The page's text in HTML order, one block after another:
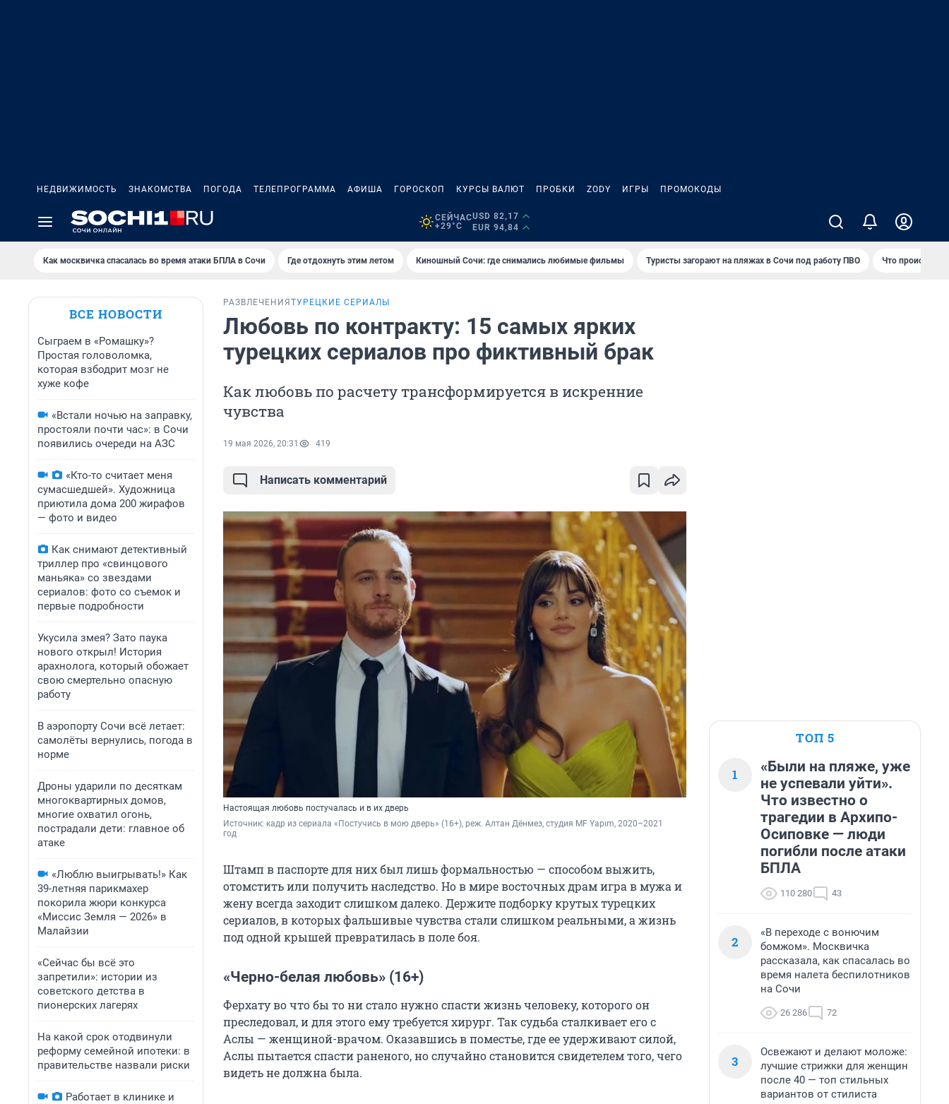
НЕДВИЖИМОСТЬ ЗНАКОМСТВА ПОГОДА ТЕЛЕПРОГРАММА АФИША ГОРОСКОП КУРСЫ ВАЛЮТ ПРОБКИ ZODY ИГРЫ ПРОМОКОДЫ
СЕЙЧАС
+29°C
USD 82,17
EUR 94,84
Как москвичка спасалась во время атаки БПЛА в Сочи Где отдохнуть этим летом Киношный Сочи: где снимались любимые фильмы Туристы загорают на пляжах в Сочи под работу ПВО Что происходит
ВСЕ НОВОСТИ
Сыграем в «Ромашку»?
Простая головоломка,
которая взбодрит мозг не
хуже кофе
«Встали ночью на заправку,
простояли почти час»: в Сочи
появились очереди на АЗС
«Кто-то считает меня
сумасшедшей». Художница
приютила дома 200 жирафов
— фото и видео
Как снимают детективный
триллер про «свинцового
маньяка» со звездами
сериалов: фото со съемок и
первые подробности
Укусила змея? Зато паука
нового открыл! История
арахнолога, который обожает
свою смертельно опасную
работу
В аэропорту Сочи всё летает:
самолёты вернулись, погода в
норме
Дроны ударили по десяткам
многоквартирных домов,
многие охватил огонь,
пострадали дети: главное об
атаке
«Люблю выигрывать!» Как
39-летняя парикмахер
покорила жюри конкурса
«Миссис Земля — 2026» в
Малайзии
«Сейчас бы всё это
запретили»: истории из
советского детства в
пионерских лагерях
На какой срок отодвинули
реформу семейной ипотеки: в
правительстве назвали риски
Работает в клинике и
РАЗВЛЕЧЕНИЯ ТУРЕЦКИЕ СЕРИАЛЫ
Любовь по контракту: 15 самых ярких
турецких сериалов про фиктивный брак
Как любовь по расчету трансформируется в искренние
чувства
19 мая 2026, 20:31 419
Написать комментарий
Настоящая любовь постучалась и в их дверь
Источник: кадр из сериала «Постучись в мою дверь» (16+), реж. Алтан Дёнмез, студия MF Yapım, 2020–2021
год
Штамп в паспорте для них был лишь формальностью — способом выжить,
отомстить или получить наследство. Но в мире восточных драм игра в мужа и
жену всегда заходит слишком далеко. Держите подборку крутых турецких
сериалов, в которых фальшивые чувства стали слишком реальными, а жизнь
под одной крышей превратилась в поле боя.
«Черно-белая любовь» (16+)
Ферхату во что бы то ни стало нужно спасти жизнь человеку, которого он
преследовал, и для этого ему требуется хирург. Так судьба сталкивает его с
Аслы — женщиной-врачом. Оказавшись в поместье, где ее удерживают силой,
Аслы пытается спасти раненого, но случайно становится свидетелем того, чего
видеть не должна была.
ТОП 5
1
«Были на пляже, уже
не успевали уйти».
Что известно о
трагедии в Архипо-
Осиповке — люди
погибли после атаки
БПЛА
110 280 43
2
«В переходе с вонючим
бомжом». Москвичка
рассказала, как спасалась во
время налета беспилотников
на Сочи
26 286 72
3
Освежают и делают моложе:
лучшие стрижки для женщин
после 40 — топ стильных
вариантов от стилиста